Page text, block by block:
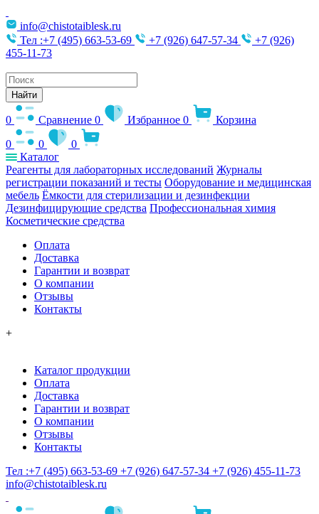
info@chistotaiblesk.ru
Тел :+7 (495) 663-53-69
+7 (926) 647-57-34
+7 (926)
455-11-73
Поиск
товаров
Найти
0 Сравнение 0 Избранное 0
Корзина
0
0
0
Каталог
Реагенты для лабораторных исследований Журналы
регистрации показаний и тесты Оборудование и медицинская
мебель Ёмкости для стерилизации и дезинфекции
Дезинфицирующие средства Профессиональная химия
Косметические средства
Оплата
Доставка
Гарантии и возврат
О компании
Отзывы
Контакты
+
Каталог продукции
Оплата
Доставка
Гарантии и возврат
О компании
Отзывы
Контакты
Тел :+7 (495) 663-53-69 +7 (926) 647-57-34 +7 (926) 455-11-73
info@chistotaiblesk.ru